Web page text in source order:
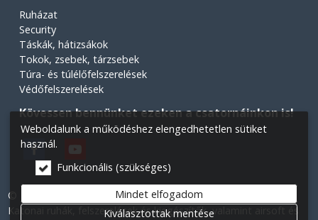
Ruházat
Security
Táskák, hátizsákok
Tokok, zsebek, tárzsebek
Túra- és túlélőfelszerelések
Védőfelszerelések
Kövessen bennünket ezeken a csatornáinkon is!
© 2026 Minden jog fenntartva! Légiós Military webáruház.
Katonai ruhák, felszerelések és kiegészítők, valamint airsoft és
Weboldalunk a működéshez elengedhetetlen sütiket
használ.
Funkcionális (szükséges)
Mindet elfogadom
Kiválasztottak mentése